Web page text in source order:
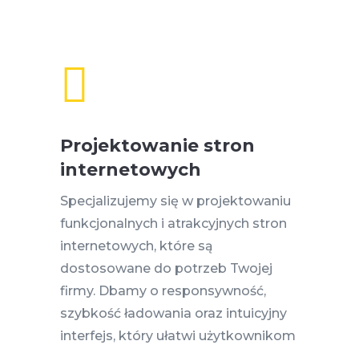

Projektowanie stron
internetowych
Specjalizujemy się w projektowaniu
funkcjonalnych i atrakcyjnych stron
internetowych, które są
dostosowane do potrzeb Twojej
firmy. Dbamy o responsywność,
szybkość ładowania oraz intuicyjny
interfejs, który ułatwi użytkownikom